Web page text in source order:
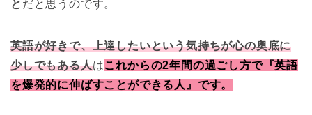
と だと思うのです。
英語が好きで、上達したいという気持ちが心の奥底に
少しでもある人はこれからの2年間の過ごし方で『英語
を爆発的に伸ばすことができる人』です。